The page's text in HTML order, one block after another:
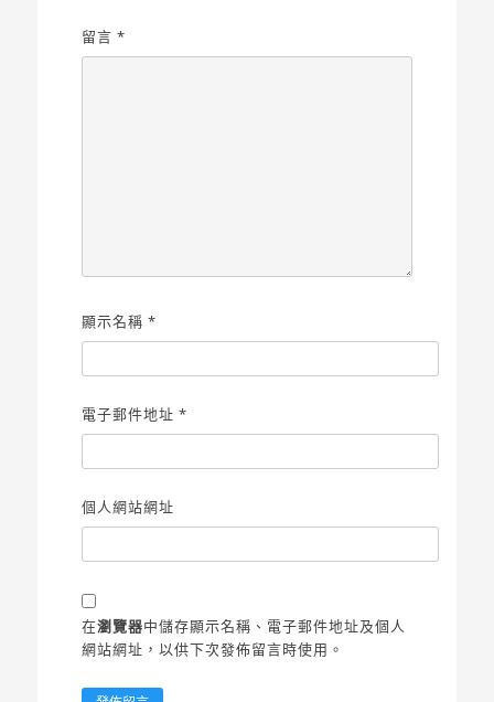
留言*
顯示名稱*
電子郵件地址*
個人網站網址
在瀏覽器中儲存顯示名稱、電子郵件地址及個人
網站網址，以供下次發佈留言時使用。